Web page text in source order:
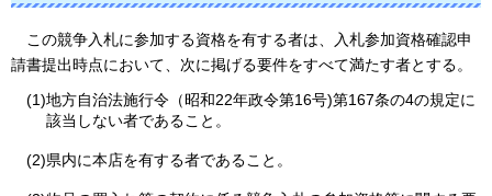
この競争入札に参加する資格を有する者は、入札参加資格確認申
請書提出時点において、次に掲げる要件をすべて満たす者とする。
(1)地方自治法施行令（昭和22年政令第16号)第167条の4の規定に
該当しない者であること。
(2)県内に本店を有する者であること。